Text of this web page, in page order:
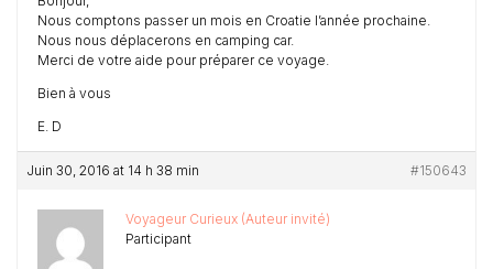
Nous comptons passer un mois en Croatie l’année prochaine.
Nous nous déplacerons en camping car.
Merci de votre aide pour préparer ce voyage.
Bien à vous
E. D
Juin 30, 2016 at 14 h 38 min #150643
Voyageur Curieux (Auteur invité)
Participant